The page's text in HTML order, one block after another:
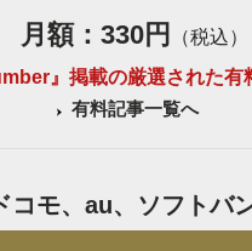
月額：330円
（税込）
』掲載の厳選された有
有料記事一覧へ
ドコモ、au、ソフトバ